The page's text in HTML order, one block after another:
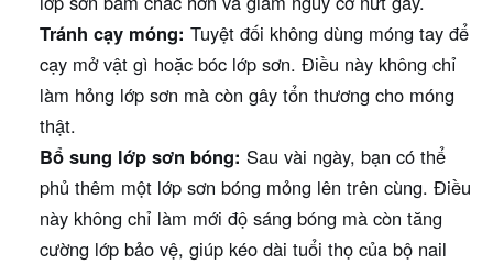
Tránh cạy móng: Tuyệt đối không dùng móng tay để
cạy mở vật gì hoặc bóc lớp sơn. Điều này không chỉ
làm hỏng lớp sơn mà còn gây tổn thương cho móng
thật.
Bổ sung lớp sơn bóng: Sau vài ngày, bạn có thể
phủ thêm một lớp sơn bóng mỏng lên trên cùng. Điều
này không chỉ làm mới độ sáng bóng mà còn tăng
cường lớp bảo vệ, giúp kéo dài tuổi thọ của bộ nail